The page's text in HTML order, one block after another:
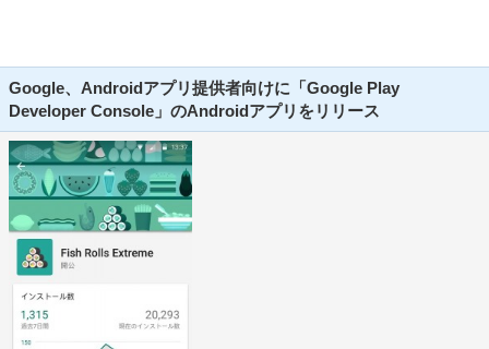
Google、Androidアプリ提供者向けに「Google Play
Developer Console」のAndroidアプリをリリース